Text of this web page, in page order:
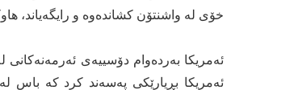
خۆی لە واشنتۆن کشاندەوە و رایگەیاند،
ئەمریکا بڕیارێکی پەسەند کرد کە باس